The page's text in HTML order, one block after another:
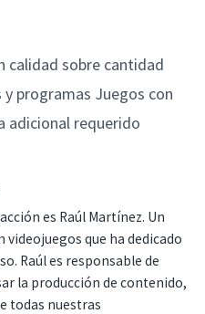
calidad sobre cantidad
programas Juegos con
adicional requerido
es Raúl Martínez. Un
que ha dedicado
Raúl es responsable de
la producción de contenido,
todas nuestras